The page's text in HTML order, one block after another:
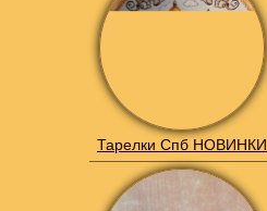
Тарелки Спб НОВИНКИ